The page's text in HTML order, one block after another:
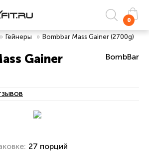
0
» Гейнеры » Bombbar Mass Gainer (2700g)
Gainer
BombBar
27 порций